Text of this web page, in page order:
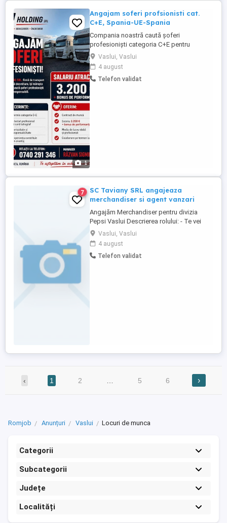
1
Angajam soferi profsionisti cat.
C+E, Spania-UE-Spania
Compania noastră caută șoferi
profesioniști categoria C+E pentru
transport rutier pe ruta Spania-UE-Spania.
Căutăm persoane dedicate, cu experiență
în transportul internațional, capabile să
gestioneze eficient transporturile pe
Vaslui, Vaslui
4 august
Telefon validat
7
SC Taviany SRL angajeaza
merchandiser si agent vanzari
Angajăm Merchandiser pentru divizia
Pepsi Vaslui Descrierea rolului: - Te vei
asigura că băuturile sunt expuse
impecabil, respectând planogramele și
standardele de mercantizare ale
producătorului, incluzând gestionarea
Vaslui, Vaslui
4 august
Telefon validat
‹ 1 2 5 6 ›
Romjob Anunțuri Vaslui Locuri de munca
Categorii
Subcategorii
Județe
Localități